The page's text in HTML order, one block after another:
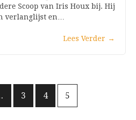
Scoop van Iris Houx bij. Hij
verlanglijst en…
Lees Verder →
3 4 5